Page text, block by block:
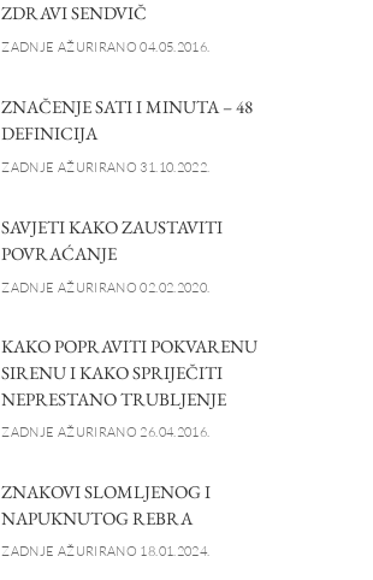
ZDRAVI SENDVIČ
ZADNJE AŽURIRANO 04.05.2016.
ZNAČENJE SATI I MINUTA – 48
DEFINICIJA
ZADNJE AŽURIRANO 31.10.2022.
SAVJETI KAKO ZAUSTAVITI
POVRAĆANJE
ZADNJE AŽURIRANO 02.02.2020.
KAKO POPRAVITI POKVARENU
SIRENU I KAKO SPRIJEČITI
NEPRESTANO TRUBLJENJE
ZADNJE AŽURIRANO 26.04.2016.
ZNAKOVI SLOMLJENOG I
NAPUKNUTOG REBRA
ZADNJE AŽURIRANO 18.01.2024.